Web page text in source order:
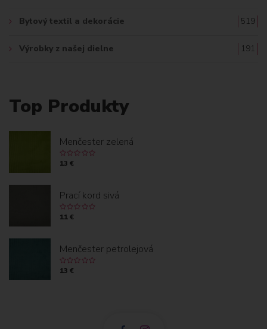
Bytový textil a dekorácie 519
Výrobky z našej dielne 191
Top Produkty
Menčester zelená
13 €
Prací kord sivá
11 €
Menčester petrolejová
13 €